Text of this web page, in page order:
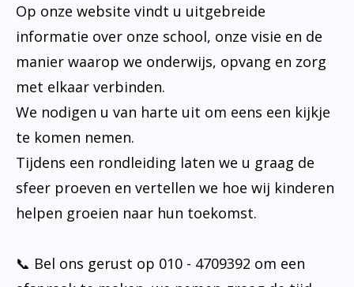
Op onze website vindt u uitgebreide
informatie over onze school, onze visie en de
manier waarop we onderwijs, opvang en zorg
met elkaar verbinden.
We nodigen u van harte uit om eens een kijkje
te komen nemen.
Tijdens een rondleiding laten we u graag de
sfeer proeven en vertellen we hoe wij kinderen
helpen groeien naar hun toekomst.
📞 Bel ons gerust op 010 - 4709392 om een